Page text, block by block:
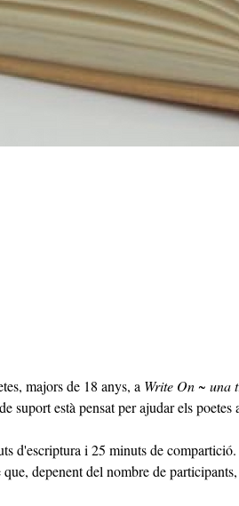
majors de 18 anys, a Write On ~ una
suport està pensat per ajudar els poetes
depenent del nombre de